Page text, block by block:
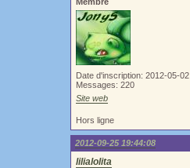
Date d'inscription: 2012-05-02
Messages: 220
Site web
Hors ligne
2012-09-25 19:44:08
lilialolita